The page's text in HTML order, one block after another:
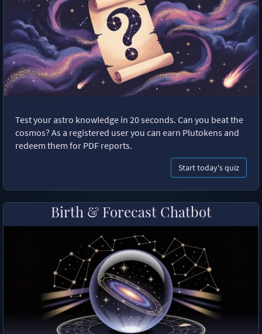
Test your astro knowledge in 20 seconds. Can you beat the
cosmos? As a registered user you can earn Plutokens and
redeem them for PDF reports.
Start today's quiz
Birth & Forecast Chatbot